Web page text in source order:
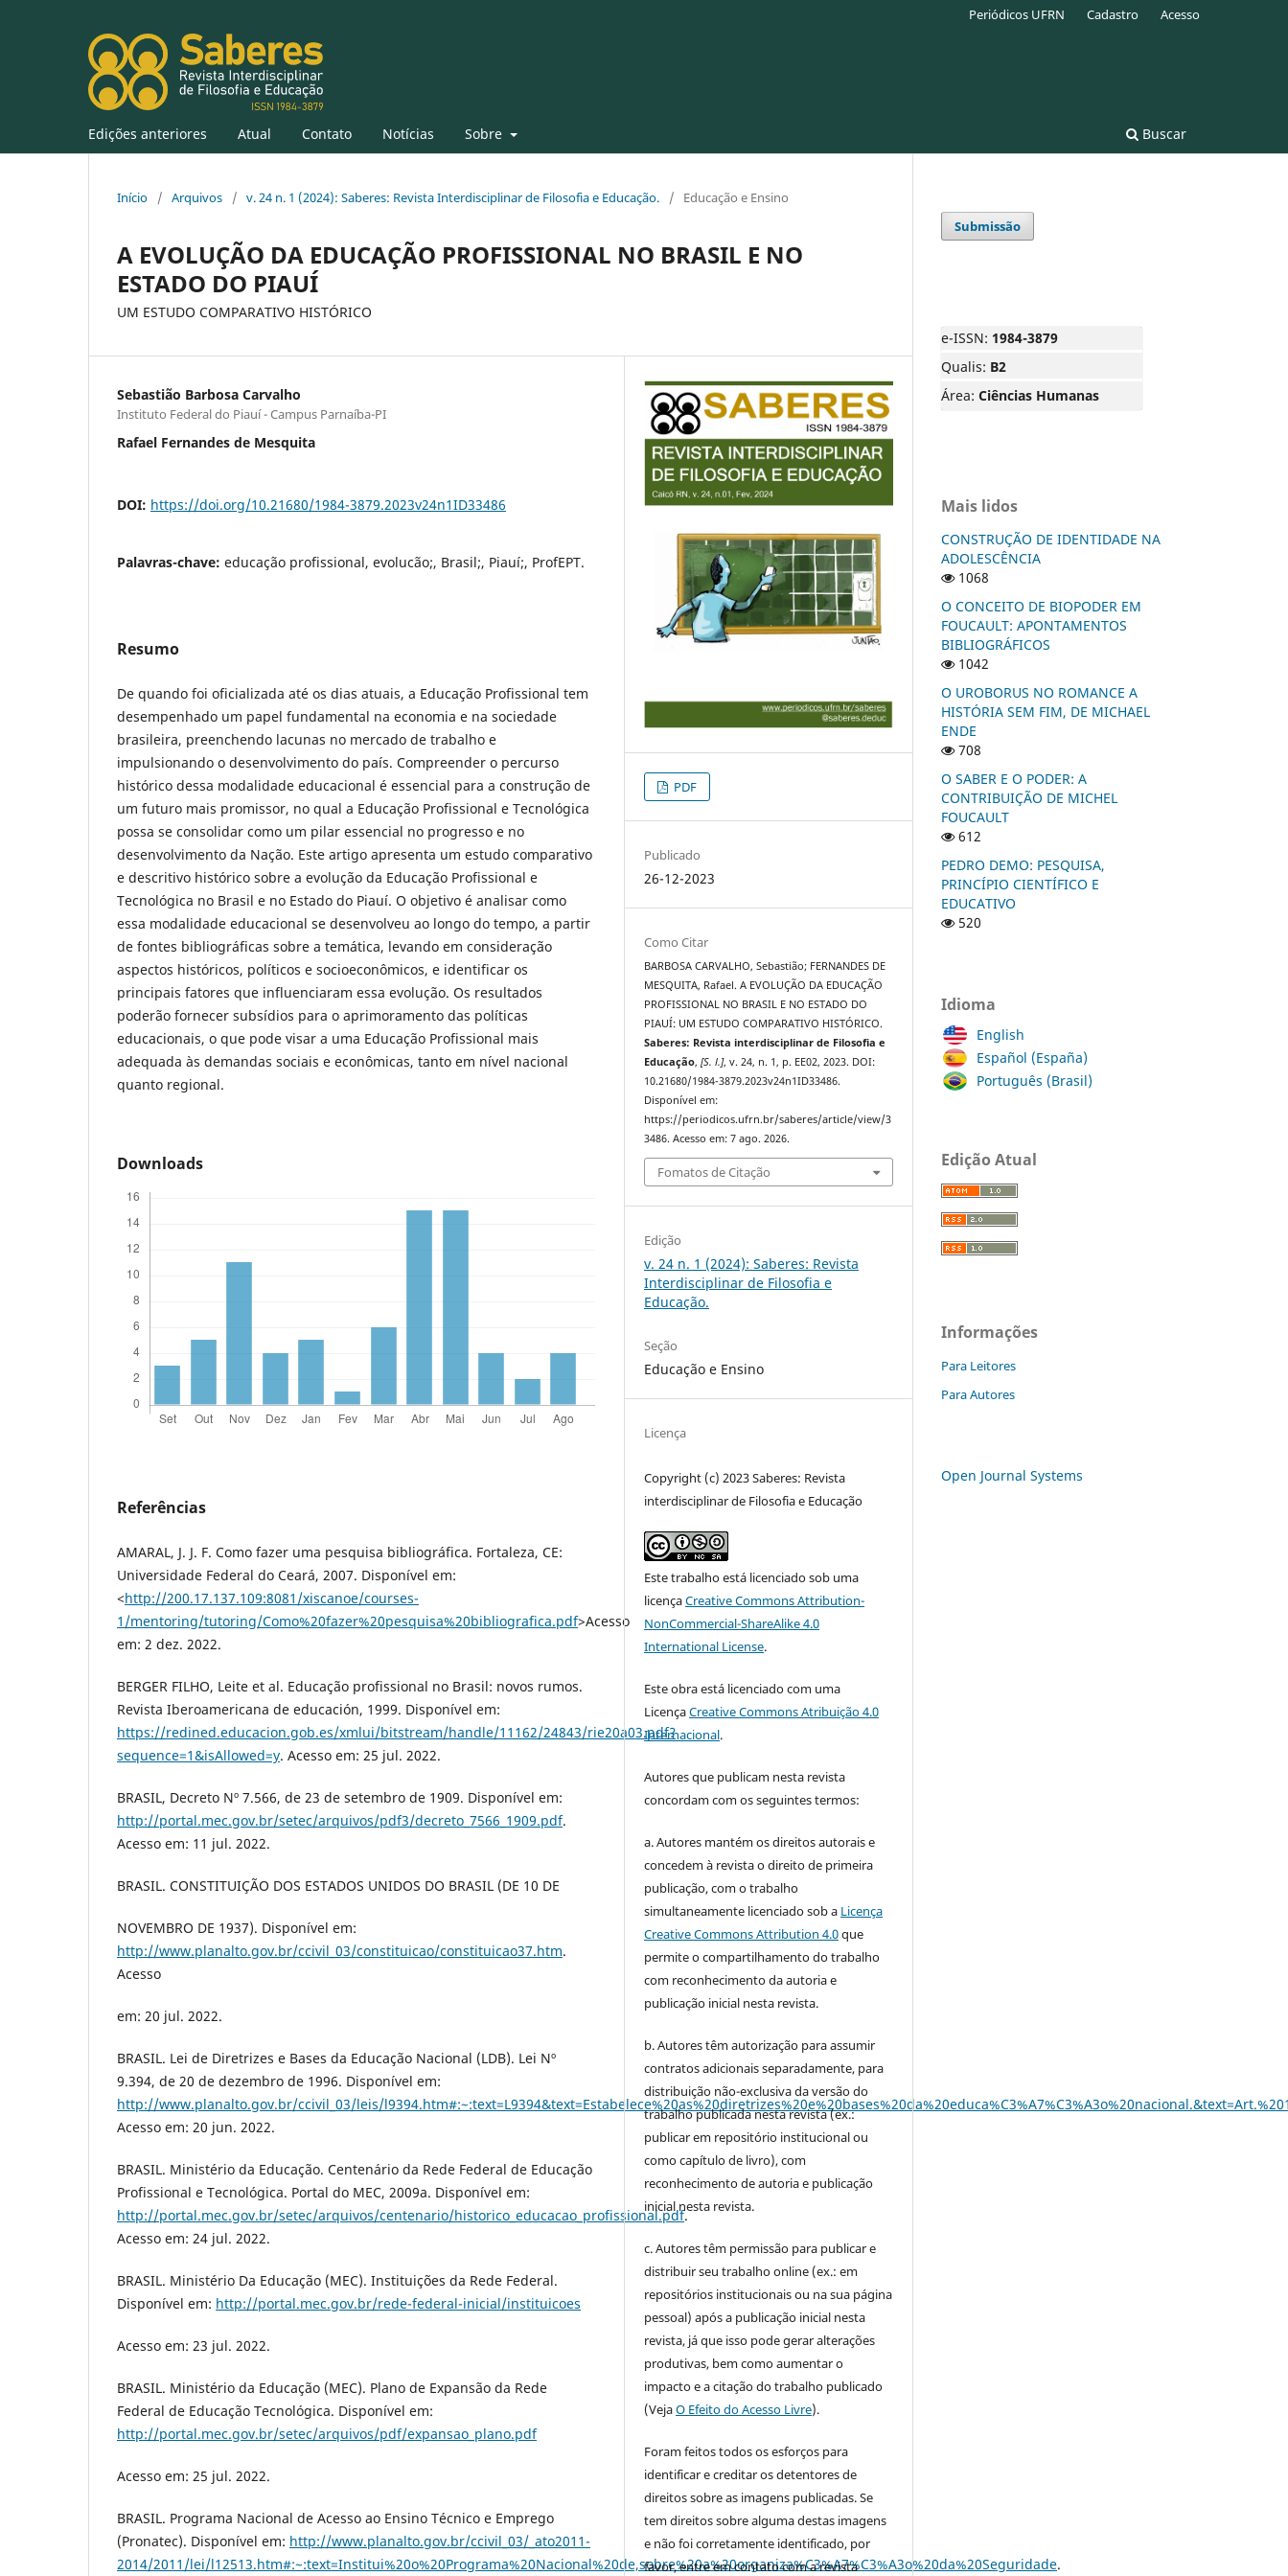
Edições anteriores Atual Contato Notícias Sobre Buscar
Periódicos UFRN Cadastro Acesso
Início / Arquivos / v. 24 n. 1 (2024): Saberes: Revista Interdisciplinar de Filosofia e Educação. / Educação e Ensino
A EVOLUÇÃO DA EDUCAÇÃO PROFISSIONAL NO BRASIL E NO
ESTADO DO PIAUÍ
UM ESTUDO COMPARATIVO HISTÓRICO
Sebastião Barbosa Carvalho
Instituto Federal do Piauí - Campus Parnaíba-PI
Rafael Fernandes de Mesquita
DOI: https://doi.org/10.21680/1984-3879.2023v24n1ID33486
Palavras-chave: educação profissional, evolucão;, Brasil;, Piauí;, ProfEPT.
Resumo
De quando foi oficializada até os dias atuais, a Educação Profissional tem
desempenhado um papel fundamental na economia e na sociedade
brasileira, preenchendo lacunas no mercado de trabalho e
impulsionando o desenvolvimento do país. Compreender o percurso
histórico dessa modalidade educacional é essencial para a construção de
um futuro mais promissor, no qual a Educação Profissional e Tecnológica
possa se consolidar como um pilar essencial no progresso e no
desenvolvimento da Nação. Este artigo apresenta um estudo comparativo
e descritivo histórico sobre a evolução da Educação Profissional e
Tecnológica no Brasil e no Estado do Piauí. O objetivo é analisar como
essa modalidade educacional se desenvolveu ao longo do tempo, a partir
de fontes bibliográficas sobre a temática, levando em consideração
aspectos históricos, políticos e socioeconômicos, e identificar os
principais fatores que influenciaram essa evolução. Os resultados
poderão fornecer subsídios para o aprimoramento das políticas
educacionais, o que pode visar a uma Educação Profissional mais
adequada às demandas sociais e econômicas, tanto em nível nacional
quanto regional.
Downloads
Referências
AMARAL, J. J. F. Como fazer uma pesquisa bibliográfica. Fortaleza, CE:
Universidade Federal do Ceará, 2007. Disponível em:
<http://200.17.137.109:8081/xiscanoe/courses-
1/mentoring/tutoring/Como%20fazer%20pesquisa%20bibliografica.pdf>Acesso
em: 2 dez. 2022.
BERGER FILHO, Leite et al. Educação profissional no Brasil: novos rumos.
Revista Iberoamericana de educación, 1999. Disponível em:
https://redined.educacion.gob.es/xmlui/bitstream/handle/11162/24843/rie20a03.pdf?
sequence=1&isAllowed=y. Acesso em: 25 jul. 2022.
BRASIL, Decreto Nº 7.566, de 23 de setembro de 1909. Disponível em:
http://portal.mec.gov.br/setec/arquivos/pdf3/decreto_7566_1909.pdf.
Acesso em: 11 jul. 2022.
BRASIL. CONSTITUIÇÃO DOS ESTADOS UNIDOS DO BRASIL (DE 10 DE
NOVEMBRO DE 1937). Disponível em:
http://www.planalto.gov.br/ccivil_03/constituicao/constituicao37.htm.
Acesso
em: 20 jul. 2022.
BRASIL. Lei de Diretrizes e Bases da Educação Nacional (LDB). Lei Nº
9.394, de 20 de dezembro de 1996. Disponível em:
http://www.planalto.gov.br/ccivil_03/leis/
Acesso em: 20 jun. 2022.
BRASIL. Ministério da Educação. Centenário da Rede Federal de Educação
Profissional e Tecnológica. Portal do MEC, 2009a. Disponível em:
http://portal.mec.gov.br/setec/arquivos/centenario/historico_educacao_profissional.pdf.
Acesso em: 24 jul. 2022.
BRASIL. Ministério Da Educação (MEC). Instituições da Rede Federal.
Disponível em: http://portal.mec.gov.br/rede-federal-inicial/instituicoes
Acesso em: 23 jul. 2022.
BRASIL. Ministério da Educação (MEC). Plano de Expansão da Rede
Federal de Educação Tecnológica. Disponível em:
http://portal.mec.gov.br/setec/arquivos/pdf/expansao_plano.pdf
Acesso em: 25 jul. 2022.
BRASIL. Programa Nacional de Acesso ao Ensino Técnico e Emprego
(Pronatec). Disponível em: http://www.planalto.gov.br/ccivil_03/_ato2011-
2014/2011/lei/l12513.htm#:~:text=Institui%20o%20Programa%20Nacional%20de,sobre%20a%20organiza%C3%A7%C3%A3o%20da%20Seguridade.
PDF
Publicado
26-12-2023
Como Citar
BARBOSA CARVALHO, Sebastião; FERNANDES DE
MESQUITA, Rafael. A EVOLUÇÃO DA EDUCAÇÃO
PROFISSIONAL NO BRASIL E NO ESTADO DO
PIAUÍ: UM ESTUDO COMPARATIVO HISTÓRICO.
Saberes: Revista interdisciplinar de Filosofia e
Educação,[S. l.], v. 24, n. 1, p. EE02, 2023. DOI:
10.21680/1984-3879.2023v24n1ID33486.
Disponível em:
https://periodicos.ufrn.br/saberes/article/view/3
3486. Acesso em: 7 ago. 2026.
Fomatos de Citação
Edição
v. 24 n. 1 (2024): Saberes: Revista
Interdisciplinar de Filosofia e
Educação.
Seção
Educação e Ensino
Licença
Copyright (c) 2023 Saberes: Revista
interdisciplinar de Filosofia e Educação
Este trabalho está licenciado sob uma
licençaCreative Commons Attribution-
NonCommercial-ShareAlike 4.0
International License.
Este obra está licenciado com uma
LicençaCreative Commons Atribuição 4.0
Internacional.
Autores que publicam nesta revista
concordam com os seguintes termos:
a. Autores mantém os direitos autorais e
concedem à revista o direito de primeira
publicação, com o trabalho
simultaneamente licenciado sob a Licença
Creative Commons Attribution 4.0que
permite o compartilhamento do trabalho
com reconhecimento da autoria e
publicação inicial nesta revista.
b. Autores têm autorização para assumir
contratos adicionais separadamente, para
distribuição não-exclusiva da versão do
trabalho publicada nesta revista (ex.:
publicar em repositório institucional ou
como capítulo de livro), com
reconhecimento de autoria e publicação
inicial nesta revista.
c. Autores têm permissão para publicar e
distribuir seu trabalho online (ex.: em
repositórios institucionais ou na sua página
pessoal) após a publicação inicial nesta
revista, já que isso pode gerar alterações
produtivas, bem como aumentar o
impacto e a citação do trabalho publicado
(VejaO Efeito do Acesso Livre).
Foram feitos todos os esforços para
identificar e creditar os detentores de
direitos sobre as imagens publicadas. Se
tem direitos sobre alguma destas imagens
e não foi corretamente identificado, por
favor, entre em contato com a revista
Submissão
e-ISSN: 1984-3879
Qualis: B2
Área: Ciências Humanas
Mais lidos
CONSTRUÇÃO DE IDENTIDADE NA
ADOLESCÊNCIA
1068
O CONCEITO DE BIOPODER EM
FOUCAULT: APONTAMENTOS
BIBLIOGRÁFICOS
1042
O UROBORUS NO ROMANCE A
HISTÓRIA SEM FIM, DE MICHAEL
ENDE
708
O SABER E O PODER: A
CONTRIBUIÇÃO DE MICHEL
FOUCAULT
612
PEDRO DEMO: PESQUISA,
PRINCÍPIO CIENTÍFICO E
EDUCATIVO
520
Idioma
English
Español (España)
Português (Brasil)
Edição Atual
Informações
Para Leitores
Para Autores
Open Journal Systems